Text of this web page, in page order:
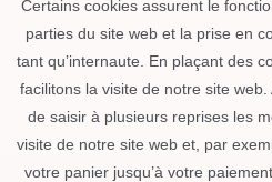
Certains cookies assurent le
parties du site web et la prise en
tant qu’internaute. En plaçant des
facilitons la visite de notre site web.
de saisir à plusieurs reprises les
visite de notre site web et, par
votre panier jusqu’à votre